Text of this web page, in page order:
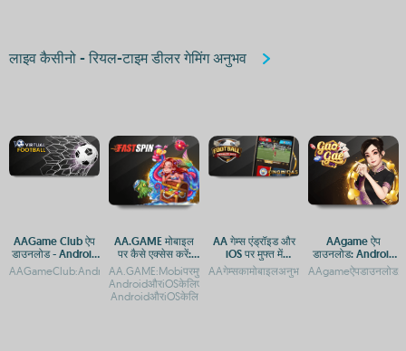
लाइव कैसीनो - रियल-टाइम डीलर गेमिंग अनुभव
AAGame Club ऐप
डाउनलोड - Android
और iOS प्लेटफ़ॉर्म पर
एक्सेस
AA.GAME मोबाइल
पर कैसे एक्सेस करें:
Android और iOS
गाइड
AA.GAME:Mobiपरमुफ्तमेंडाउनलोडकरें-
AndroidऔरiOSकेलिएऐपएक्सेसAA.GAME:Mobi-
AndroidऔरiOSकेलि
AA गेम्स एंड्रॉइड और
iOS पर मुफ्त में
डाउनलोड करने के लिए
उपलब्ध हैं
AAgame ऐप
डाउनलोड: Android
और iOS प्लेटफ़ॉर्म पर
गेमिंग एक्सेस